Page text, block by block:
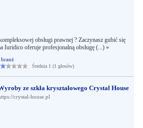
obsługi prawnej ? Zaczynasz gubić się
Iuridico oferuje profesjonalną obsługę (...) »
Średnia 1 (1 głosów)
ze szkła kryształowego Crystal House
crystal-house.pl